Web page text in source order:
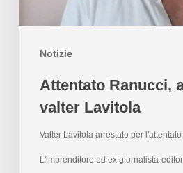
Notizie
Attentato Ranucci,
valter Lavitola
Valter Lavitola arrestato per
L'imprenditore ed ex giornalista-